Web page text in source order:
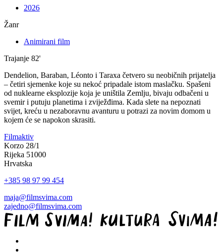
2026
Žanr
Animirani film
Trajanje 82'
Dendelion, Baraban, Léonto i Taraxa četvero su neobičnih prijatelja
– četiri sjemenke koje su nekoć pripadale istom maslačku. Spašeni
od nuklearne eksplozije koja je uništila Zemlju, bivaju odbačeni u
svemir i putuju planetima i zviježđima. Kada slete na nepoznati
svijet, kreću u nezaboravnu avanturu u potrazi za novim domom u
kojem će se napokon skrasiti.
Filmaktiv
Korzo 28/1
Rijeka 51000
Hrvatska
+385 98 97 99 454
maja@filmsvima.com
zajedno@filmsvima.com